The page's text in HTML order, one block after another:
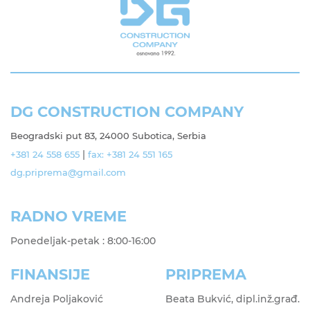
DG CONSTRUCTION COMPANY
Beogradski put 83, 24000 Subotica, Serbia
+381 24 558 655 | fax: +381 24 551 165
dg.priprema@gmail.com
RADNO VREME
Ponedeljak-petak : 8:00-16:00
FINANSIJE
Andreja Poljaković
PRIPREMA
Beata Bukvić, dipl.inž.građ.